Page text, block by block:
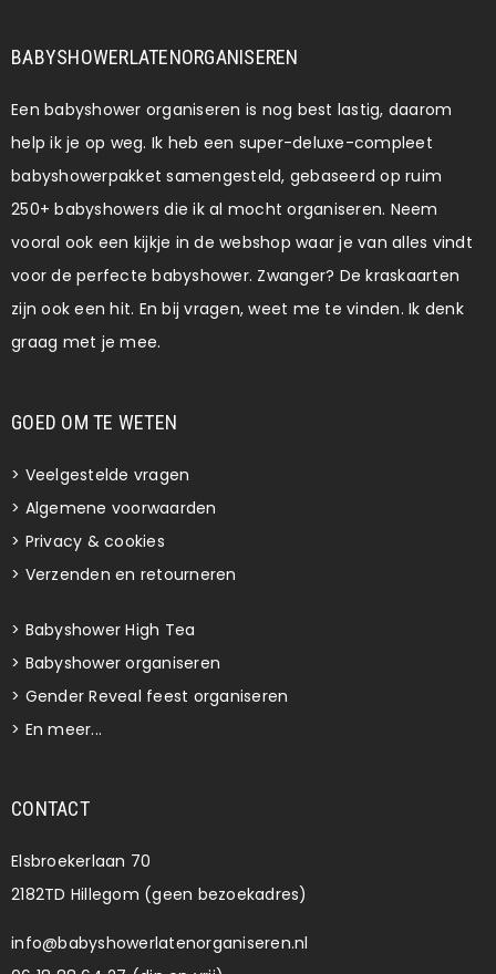
BABYSHOWERLATENORGANISEREN
Een babyshower organiseren is nog best lastig, daarom
help ik je op weg. Ik heb een super-deluxe-compleet
babyshowerpakket samengesteld, gebaseerd op ruim
250+ babyshowers die ik al mocht organiseren. Neem
vooral ook een kijkje in de webshop waar je van alles vindt
voor de perfecte babyshower. Zwanger? De kraskaarten
zijn ook een hit. En bij vragen, weet me te vinden. Ik denk
graag met je mee.
GOED OM TE WETEN
> Veelgestelde vragen
> Algemene voorwaarden
> Privacy & cookies
> Verzenden en retourneren
> Babyshower High Tea
> Babyshower organiseren
> Gender Reveal feest organiseren
> En meer...
CONTACT
Elsbroekerlaan 70
2182TD Hillegom (geen bezoekadres)
info@babyshowerlatenorganiseren.nl